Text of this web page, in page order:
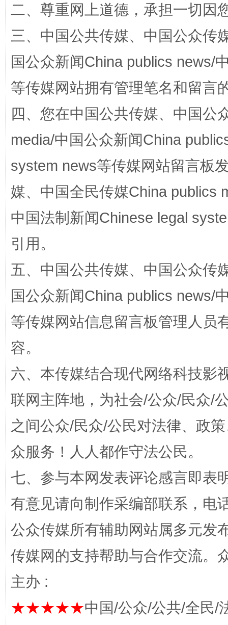
漫山遍野的桃花与雪山、麦地、白藏房 除
招工难、用工荒背后
网上购药对药下症？
二、尊重网上道德，承担一切因
三、中国公共传媒、中国公众传
国公众新闻China publics news/
等传媒网站拥有管理笔名和留言
四、您在中国公共传媒、中国公
media/中国公众新闻China
system news等传媒网站留言板
媒、中国全民传媒China publics
中国法制新闻Chinese legal
引用。
五、中国公共传媒、中国公众传
国公众新闻China publics news/
等传媒网站信息留言板管理人员
容。
六、本传媒结合现代网络科技影
联网主阵地，为社会/公众/民众/
之间公众/民众/公民对法律、政
众服务！人人都作守法公民。
七、参与本网发表评论感言即表
有意见请向制作采编部联系，电
公众传媒所有辅助网站属多元发
传媒网的支持帮助与合作交流。
主办 :
★★★★★中国/公众/公共/全民/